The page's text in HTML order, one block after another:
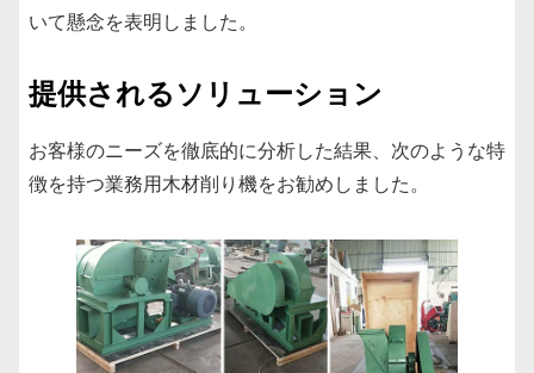
いて懸念を表明しました。
提供されるソリューション
お客様のニーズを徹底的に分析した結果、次のような特
徴を持つ業務用木材削り機をお勧めしました。